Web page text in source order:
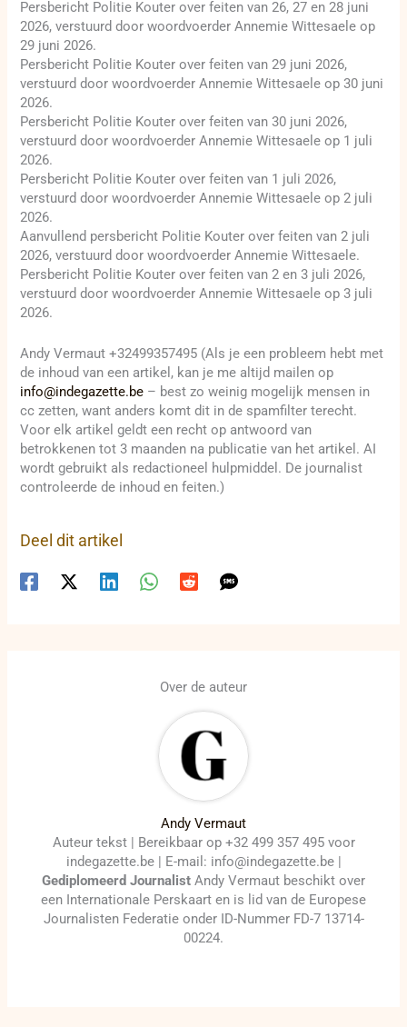
Persbericht Politie Kouter over feiten van 26, 27 en 28 juni
2026, verstuurd door woordvoerder Annemie Wittesaele op
29 juni 2026.
Persbericht Politie Kouter over feiten van 29 juni 2026,
verstuurd door woordvoerder Annemie Wittesaele op 30 juni
2026.
Persbericht Politie Kouter over feiten van 30 juni 2026,
verstuurd door woordvoerder Annemie Wittesaele op 1 juli
2026.
Persbericht Politie Kouter over feiten van 1 juli 2026,
verstuurd door woordvoerder Annemie Wittesaele op 2 juli
2026.
Aanvullend persbericht Politie Kouter over feiten van 2 juli
2026, verstuurd door woordvoerder Annemie Wittesaele.
Persbericht Politie Kouter over feiten van 2 en 3 juli 2026,
verstuurd door woordvoerder Annemie Wittesaele op 3 juli
2026.
Andy Vermaut +32499357495 (Als je een probleem hebt met
de inhoud van een artikel, kan je me altijd mailen op
info@indegazette.be – best zo weinig mogelijk mensen in
cc zetten, want anders komt dit in de spamfilter terecht.
Voor elk artikel geldt een recht op antwoord van
betrokkenen tot 3 maanden na publicatie van het artikel. AI
wordt gebruikt als redactioneel hulpmiddel. De journalist
controleerde de inhoud en feiten.)
Deel dit artikel
Over de auteur
Andy Vermaut
Auteur tekst | Bereikbaar op +32 499 357 495 voor
indegazette.be | E-mail: info@indegazette.be |
Gediplomeerd Journalist Andy Vermaut beschikt over
een Internationale Perskaart en is lid van de Europese
Journalisten Federatie onder ID-Nummer FD-7 13714-
00224.